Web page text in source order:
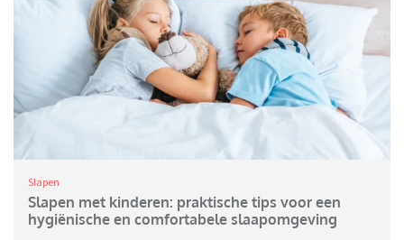
Slapen
Slapen met kinderen: praktische tips voor een
hygiënische en comfortabele slaapomgeving